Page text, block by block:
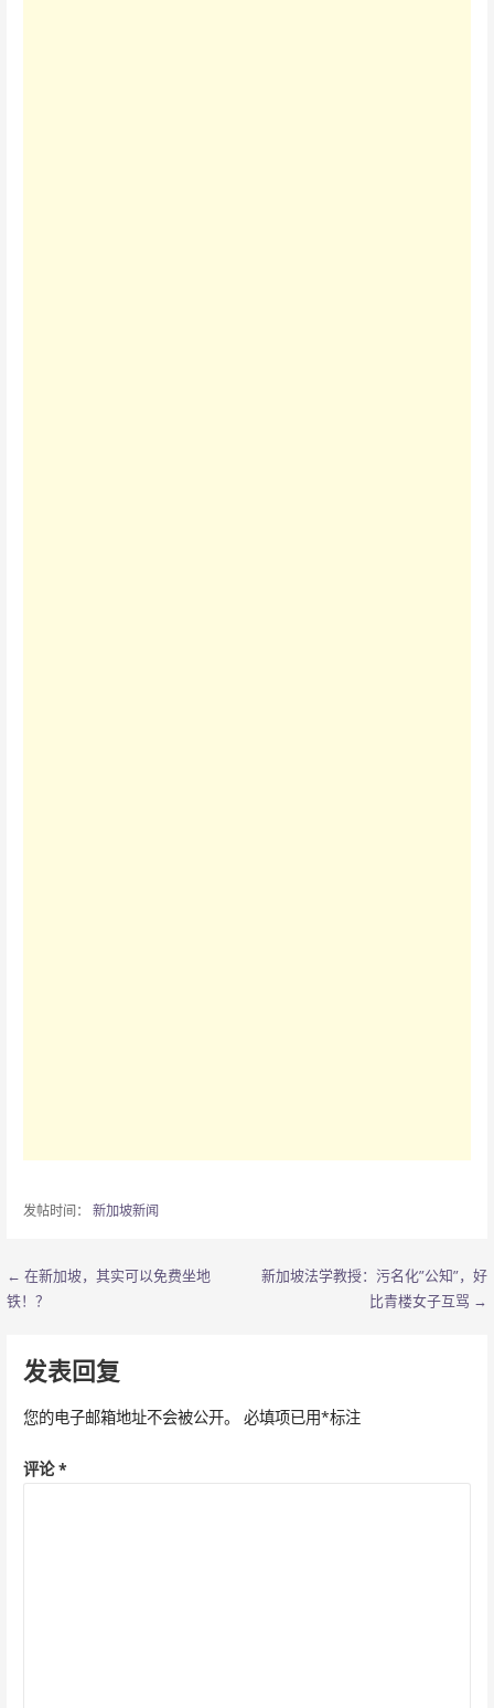
发帖时间： 新加坡新闻
文
导
航
← 在新加坡，其实可以免费坐地
铁！？
新加坡法学教授：污名化”公知”，好
比青楼女子互骂 →
发表回复
您的电子邮箱地址不会被公开。 必填项已用*标注
评论*